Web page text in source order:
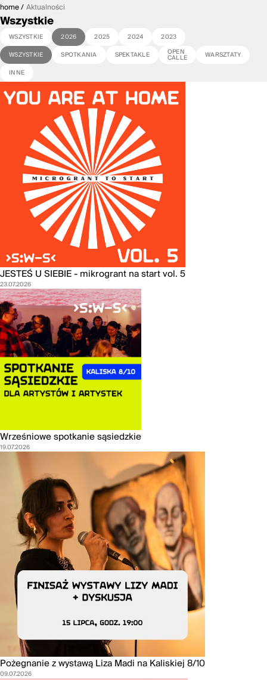
home Aktualności
Wszystkie
WSZYSTKIE 2026 2025 2024
2023
WSZYSTKIE
SPOTKANIA SPEKTAKLE OPEN
CALLE
WARSZTATY
INNE
JESTEŚ U SIEBIE - mikrogrant na start vol. 5
23.07.2026
Wrześniowe spotkanie sąsiedzkie
19.07.2026
Pożegnanie z wystawą Liza Madi na Kaliskiej 8/10
09.07.2026